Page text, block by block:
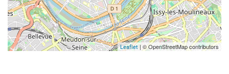
Leaflet | © OpenStreetMap contributors